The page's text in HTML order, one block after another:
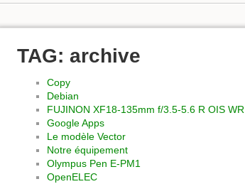
TAG: archive
Copy
Debian
FUJINON XF18-135mm f/3.5-5.6 R OIS WR
Google Apps
Le modèle Vector
Notre équipement
Olympus Pen E-PM1
OpenELEC